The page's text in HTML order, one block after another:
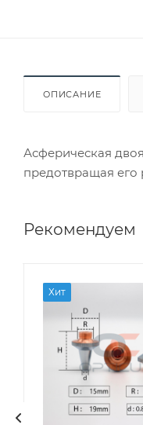
ОПИСАНИЕ
Асферическая
предотвращая его
Рекомендуем
Хит